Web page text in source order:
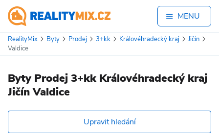
MENU
RealityMix Byty Prodej 3+kk Královéhradecký kraj
Jičín
Valdice
Byty Prodej 3+kk Královéhradecký kraj
Jičín Valdice
Upravit hledání